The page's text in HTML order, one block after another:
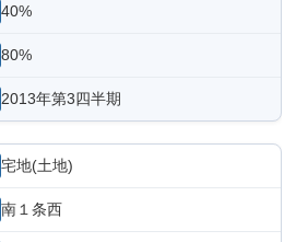
40%
80%
2013年第3四半期
宅地(土地)
南１条西